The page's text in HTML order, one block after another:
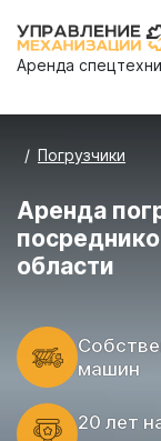
Аренда
Погрузчики
Аренда
области
машин
20 лет